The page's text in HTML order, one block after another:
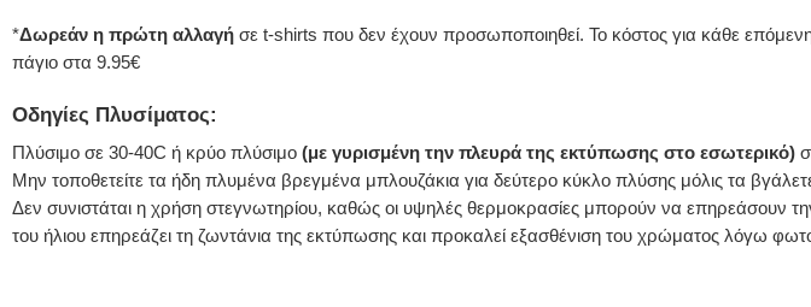
*Δωρεάν η πρώτη αλλαγή σε t-shirts που δεν έχουν προσωποποιηθεί. Το κόστος για κάθε
πάγιο στα 9.95€
Οδηγίες Πλυσίματος:
Πλύσιμο σε 30-40C ή κρύο πλύσιμο (με γυρισμένη την πλευρά της εκτύπωσης στο εσωτερικό)
Μην τοποθετείτε τα ήδη πλυμένα βρεγμένα μπλουζάκια για δεύτερο κύκλο πλύσης μόλις τα
Δεν συνιστάται η χρήση στεγνωτηρίου, καθώς οι υψηλές θερμοκρασίες μπορούν να επηρεάσουν
του ήλιου επηρεάζει τη ζωντάνια της εκτύπωσης και προκαλεί εξασθένιση του χρώματος λόγω